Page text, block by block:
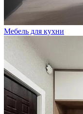
Мебель для кухни